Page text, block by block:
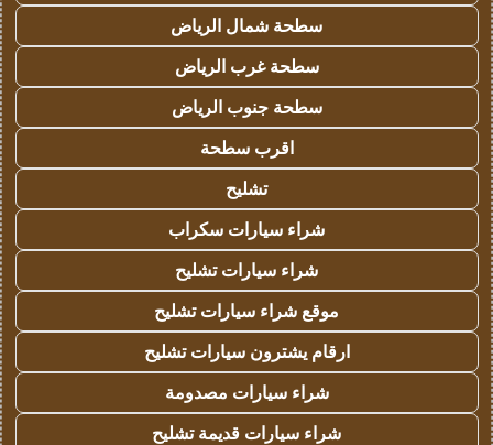
سطحة شمال الرياض
سطحة غرب الرياض
سطحة جنوب الرياض
اقرب سطحة
تشليح
شراء سيارات سكراب
شراء سيارات تشليح
موقع شراء سيارات تشليح
ارقام يشترون سيارات تشليح
شراء سيارات مصدومة
شراء سيارات قديمة تشليح